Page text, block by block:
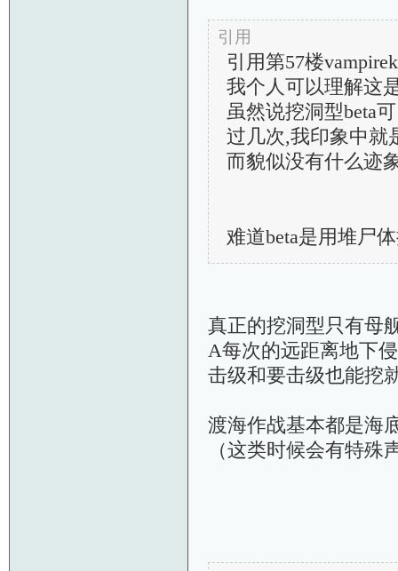
引用
引用第57楼
我个人可以理解这
虽然说挖洞型beta
过几次,我印象中就
而貌似没有什么迹
难道beta是用堆尸
真正的挖洞型只有母
A每次的远距离地下
击级和要击级也能挖
渡海作战基本都是海
（这类时候会有特殊